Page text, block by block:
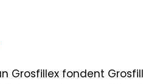
Grosfillex fondent